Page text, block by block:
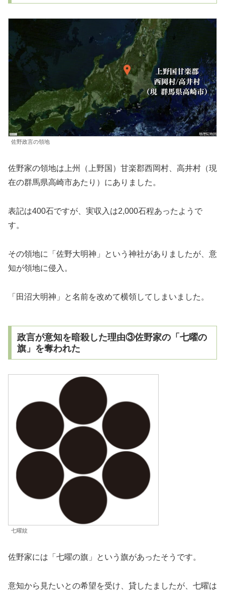
佐野政言の領地
佐野家の領地は上州（上野国）甘楽郡西岡村、高井村（現
在の群馬県高崎市あたり）にありました。
表記は400石ですが、実収入は2,000石程あったようで
す。
その領地に「佐野大明神」という神社がありましたが、意
知が領地に侵入。
「田沼大明神」と名前を改めて横領してしまいました。
政言が意知を暗殺した理由③佐野家の「七曜の
旗」を奪われた
七曜紋
佐野家には「七曜の旗」という旗があったそうです。
意知から見たいとの希望を受け、貸したましたが、七曜は